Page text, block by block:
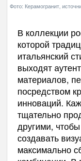
Фото: Керамогранит,
В коллекции
которой
итальянский
выходят
материалов,
посредством
инноваций.
тщательно
другими,
создавать
максимально